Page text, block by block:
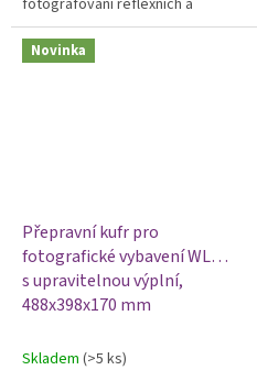
fotografování reflexních a
lesklých produktů bez
nežádoucích odlesků. Stan
zamezuje odrazu...
Novinka
Přepravní kufr pro
fotografické vybavení WL8-L
s upravitelnou výplní,
488x398x170 mm
Skladem (>5 ks)